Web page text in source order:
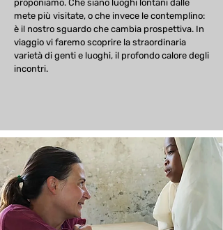
proponiamo. Che siano luoghi lontani dalle
mete più visitate, o che invece le contemplino:
è il nostro sguardo che cambia prospettiva. In
viaggio vi faremo scoprire la straordinaria
varietà di genti e luoghi, il profondo calore degli
incontri.